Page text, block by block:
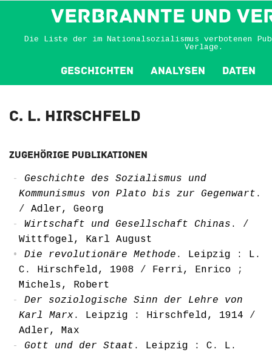
VERBRANNTE und
Die Liste der im Nationalsozialismus verbotenen
Verlage.
Geschichten Analysen Daten
C. L. Hirschfeld
Zugehörige Publikationen
Geschichte des Sozialismus und
Kommunismus von Plato bis zur Gegenwart .
/ Adler, Georg
Wirtschaft und Gesellschaft Chinas . /
Wittfogel, Karl August
Die revolutionäre Methode . Leipzig : L.
C. Hirschfeld, 1908 / Ferri, Enrico
;
Michels, Robert
Der soziologische Sinn der Lehre von
Karl Marx. Leipzig : Hirschfeld, 1914 /
Adler, Max
Gott und der Staat . Leipzig : C. L.